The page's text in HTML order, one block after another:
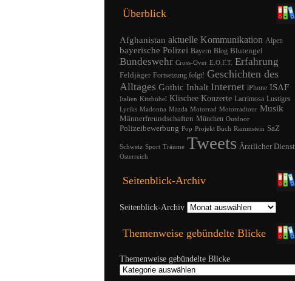
Überblick
Afghanistan aktuelle Kommunikation Alpen
bayerische Polizei Bayern Blog Blutengel
Bundeswehr Cross-Over E.O.F.T. Erfahrung
Feldjäger Fortsetzung folgt! Geschichten des
Alltages Gothic Inhalt Internet iPhone ISAF
Italien Kitzbühel Klischee Konzerte Lacrimosa Lustiges
Lyriks Madonna Mazda Motorrad Motorradtour Musik
Männerfreundschaften München Outdoor
Polizeibewerbung Pop Projekt Buch Rammstein SaZ
Schweiz Sport Träume Tweets Ärztlicher Dienst
Österreich
Seitenblick-Archiv
Seitenblick-Archiv
Themenweise gebündelte Blicke
Themenweise gebündelte Blicke